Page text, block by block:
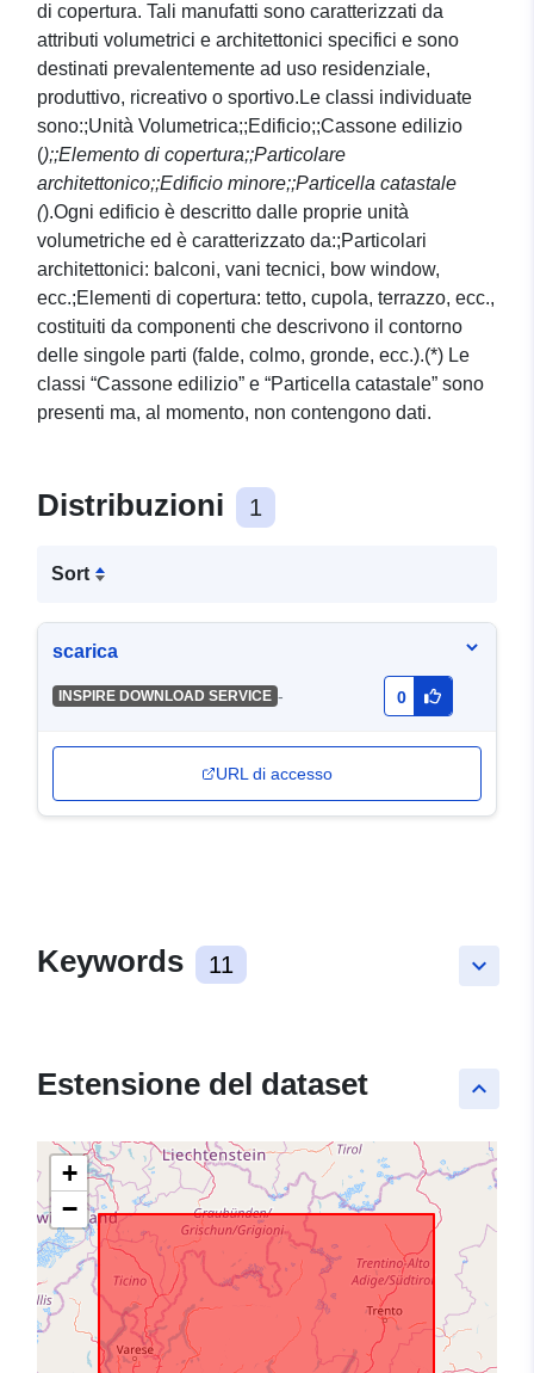
di copertura. Tali manufatti sono caratterizzati da
attributi volumetrici e architettonici specifici e sono
destinati prevalentemente ad uso residenziale,
produttivo, ricreativo o sportivo.Le classi individuate
sono:;Unità Volumetrica;;Edificio;;Cassone edilizio
();;Elemento di copertura;;Particolare
architettonico;;Edificio minore;;Particella catastale
().Ogni edificio è descritto dalle proprie unità
volumetriche ed è caratterizzato da:;Particolari
architettonici: balconi, vani tecnici, bow window,
ecc.;Elementi di copertura: tetto, cupola, terrazzo, ecc.,
costituiti da componenti che descrivono il contorno
delle singole parti (falde, colmo, gronde, ecc.).(*) Le
classi “Cassone edilizio” e “Particella catastale” sono
presenti ma, al momento, non contengono dati.
Distribuzioni 1
Sort
scarica
INSPIRE DOWNLOAD SERVICE - 0
URL di accesso
keyboard_arrow_down
Keywords 11
keyboard_arrow_up
Estensione del dataset
+
−